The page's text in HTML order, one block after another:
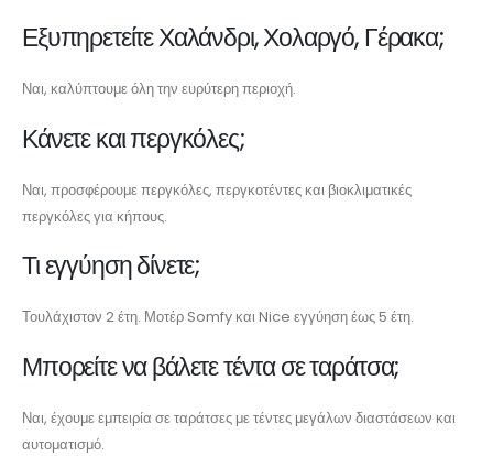
Εξυπηρετείτε Χαλάνδρι, Χολαργό, Γέρακα;
Ναι, καλύπτουμε όλη την ευρύτερη περιοχή.
Κάνετε και περγκόλες;
Ναι, προσφέρουμε περγκόλες, περγκοτέντες και βιοκλιματικές
περγκόλες για κήπους.
Τι εγγύηση δίνετε;
Τουλάχιστον 2 έτη. Μοτέρ Somfy και Nice εγγύηση έως 5 έτη.
Μπορείτε να βάλετε τέντα σε ταράτσα;
Ναι, έχουμε εμπειρία σε ταράτσες με τέντες μεγάλων διαστάσεων και
αυτοματισμό.